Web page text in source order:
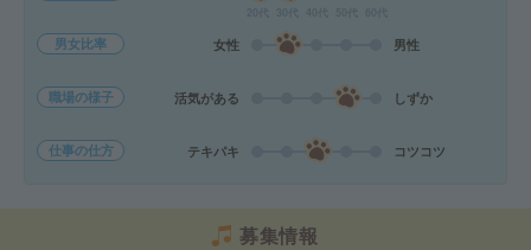
男女比率 女性 男性
職場の様子 活気がある しずか
仕事の仕方 テキパキ コツコツ
募集情報